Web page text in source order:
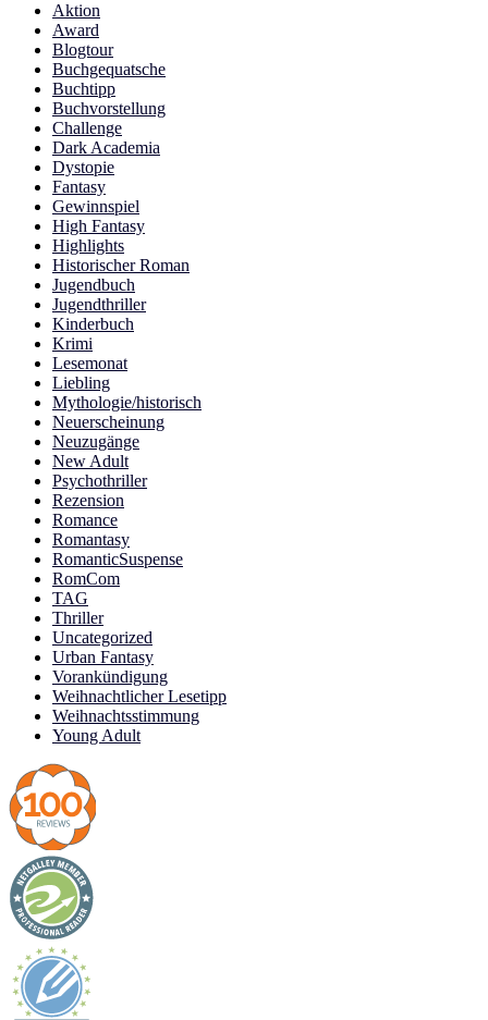
Aktion
Award
Blogtour
Buchgequatsche
Buchtipp
Buchvorstellung
Challenge
Dark Academia
Dystopie
Fantasy
Gewinnspiel
High Fantasy
Highlights
Historischer Roman
Jugendbuch
Jugendthriller
Kinderbuch
Krimi
Lesemonat
Liebling
Mythologie/historisch
Neuerscheinung
Neuzugänge
New Adult
Psychothriller
Rezension
Romance
Romantasy
RomanticSuspense
RomCom
TAG
Thriller
Uncategorized
Urban Fantasy
Vorankündigung
Weihnachtlicher Lesetipp
Weihnachtsstimmung
Young Adult